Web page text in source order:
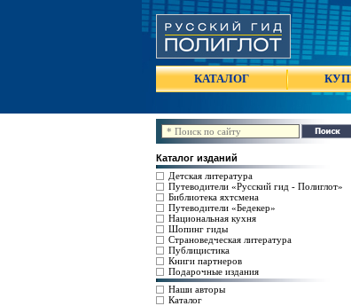
КАТАЛОГ
Каталог изданий
Детская литература
Путеводители «Русский гид - Полиглот»
Библиотека яхтсмена
Путеводители «Бедекер»
Национальная кухня
Шопинг гиды
Страноведческая литература
Публицистика
Книги партнеров
Подарочные издания
Наши авторы
Каталог